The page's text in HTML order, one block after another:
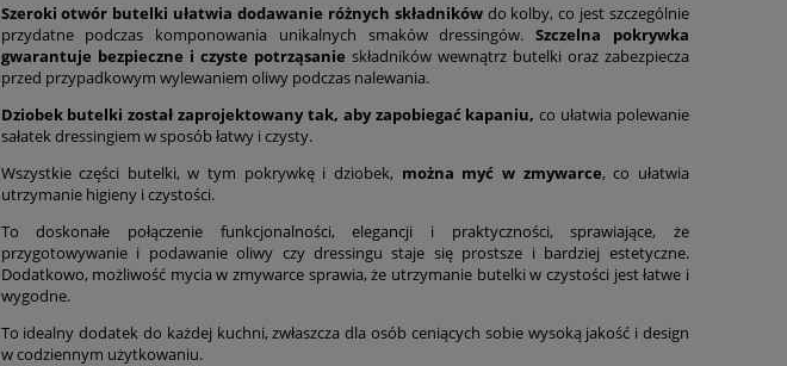
Szeroki otwór butelki ułatwia dodawanie różnych składnikówdo kolby, co jest szczególnie
przydatne podczas komponowania unikalnych smaków dressingów.Szczelna pokrywka
gwarantuje bezpieczne i czyste potrząsanie składników wewnątrz butelki oraz zabezpiecza
przed przypadkowym wylewaniem oliwy podczas nalewania.
Dziobek butelki został zaprojektowany tak, aby zapobiegać kapaniu, co ułatwia polewanie
sałatek dressingiem w sposób łatwy i czysty.
Wszystkie części butelki, w tym pokrywkę i dziobek, można myć w zmywarce, co ułatwia
utrzymanie higieny i czystości.
To doskonałe połączenie funkcjonalności, elegancji i praktyczności, sprawiające, że
przygotowywanie i podawanie oliwy czy dressingu staje się prostsze i bardziej estetyczne.
Dodatkowo, możliwość mycia w zmywarce sprawia, że utrzymanie butelki w czystości jest łatwe i
wygodne.
To idealny dodatek do każdej kuchni, zwłaszcza dla osób ceniących sobie wysoką jakość i design
w codziennym użytkowaniu.